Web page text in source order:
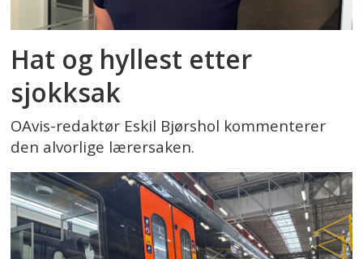
Hat og hyllest etter
sjokksak
OAvis-redaktør Eskil Bjørshol kommenterer
den alvorlige lærersaken.